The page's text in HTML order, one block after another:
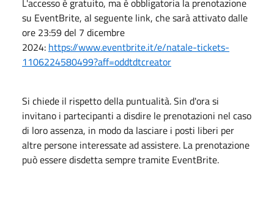
su EventBrite, al seguente link, che sarà attivato dalle
ore 23:59 del 7 dicembre
2024: https://www.eventbrite.it/e/natale-tickets-
1106224580499?aff=oddtdtcreator
Si chiede il rispetto della puntualità. Sin d'ora si
invitano i partecipanti a disdire le prenotazioni nel caso
di loro assenza, in modo da lasciare i posti liberi per
altre persone interessate ad assistere. La prenotazione
può essere disdetta sempre tramite EventBrite.